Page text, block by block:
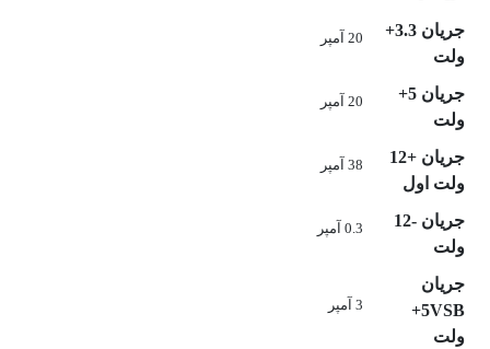
جریان 3.3+
ولت
20 آمپر
جریان 5+
ولت
20 آمپر
جریان +12
ولت اول
38 آمپر
جریان -12
ولت
0.3 آمپر
جریان
5VSB+
ولت
3 آمپر